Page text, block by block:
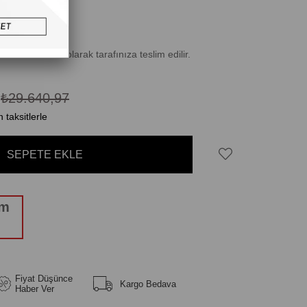
ücretsiz olarak tarafınıza teslim edilir.
₺29.640,97
taksitlerle
Fiyat Düşünce
Haber Ver
Kargo Bedava